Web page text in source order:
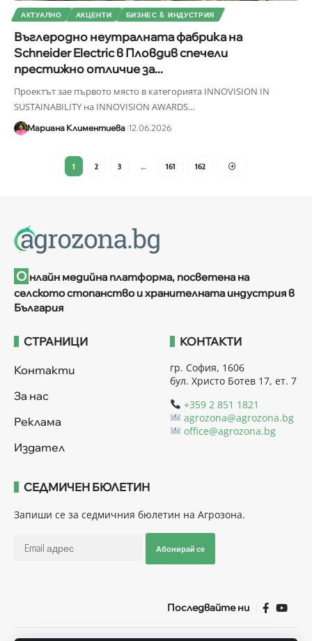
АКТУАЛНО АКЦЕНТИ БИЗНЕС & ИНДУСТРИЯ
Въглеродно неутралната фабрика на
Schneider Electric в Пловдив спечели
престижно отличие за...
Проектът зае първото място в категорията INNOVISION IN
SUSTAINABILITY на INNOVISION AWARDS…
Мариана Климентиева 12.06.2026
1 2 3 … 161 162
О нлайн медийна платформа, посветена на
селското стопанство и хранителната индустрия в
България
СТРАНИЦИ
Контакти
За нас
Реклама
Издател
КОНТАКТИ
гр. София, 1606
бул. Христо Ботев 17, ет. 7
+359 2 851 1821
agrozona@agrozona.bg
office@agrozona.bg
СЕДМИЧЕН БЮЛЕТИН
Запиши се за седмичния бюлетин на Агрозона.
Абонирай се
Последвайте ни